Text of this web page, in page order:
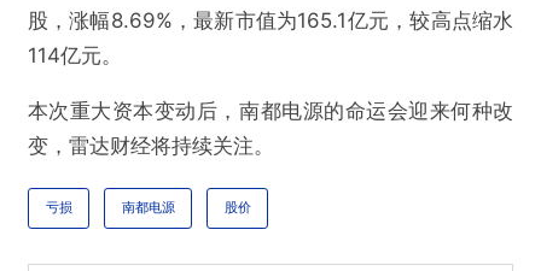
股，涨幅8.69%，最新市值为165.1亿元，较高点缩水
114亿元。
本次重大资本变动后，南都电源的命运会迎来何种改
变，雷达财经将持续关注。
亏损 南都电源 股价